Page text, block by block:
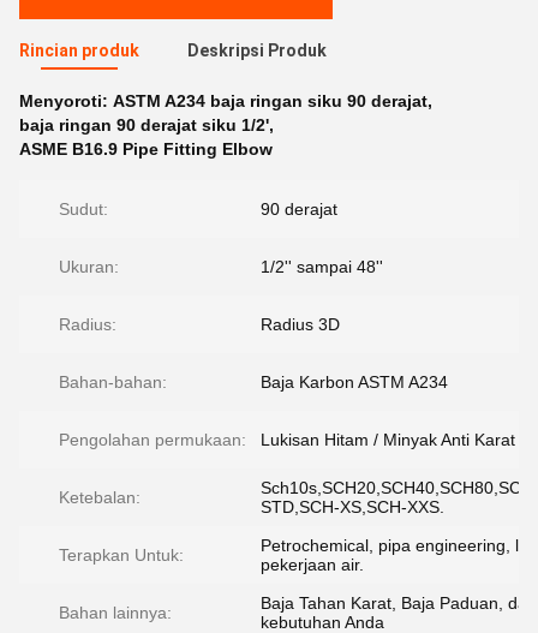
Rincian produk Deskripsi Produk
Menyoroti: ASTM A234 baja ringan siku 90 derajat,
baja ringan 90 derajat siku 1/2',
ASME B16.9 Pipe Fitting Elbow
Sudut: 90 derajat
Ukuran: 1/2'' sampai 48''
Radius: Radius 3D
Bahan-bahan: Baja Karbon ASTM A234
Pengolahan permukaan: Lukisan Hitam / Minyak Anti Karat /
Ketebalan:
STD,SCH-XS,SCH-XXS.
Terapkan Untuk:
Petrochemical, pipa engineering,
pekerjaan air.
Bahan lainnya:
Baja Tahan Karat, Baja Paduan,
kebutuhan Anda